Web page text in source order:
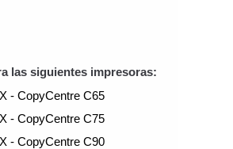
las siguientes impresoras:
- CopyCentre C65
- CopyCentre C75
- CopyCentre C90